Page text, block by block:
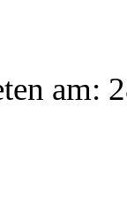
am: